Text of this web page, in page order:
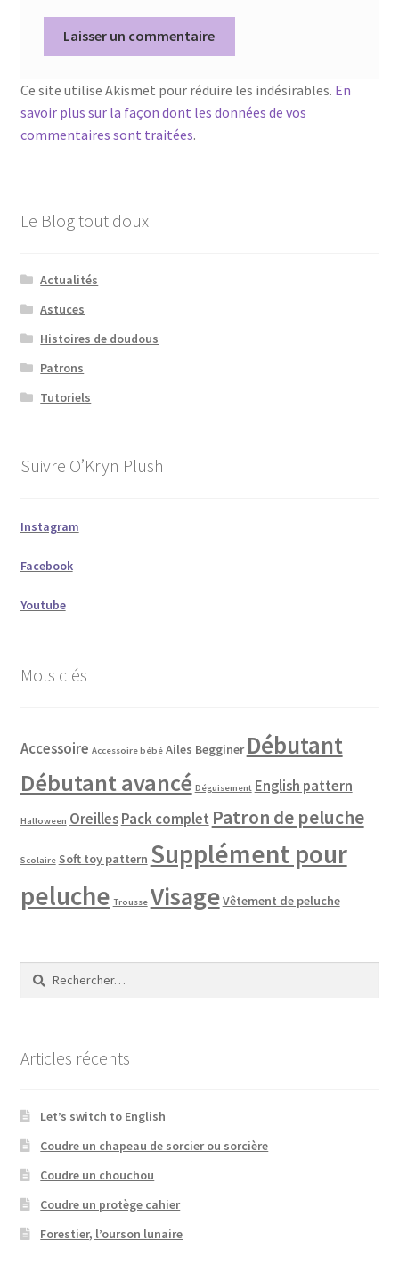
Ce site utilise Akismet pour réduire les indésirables. En
savoir plus sur la façon dont les données de vos
commentaires sont traitées.
Le Blog tout doux
Actualités
Astuces
Histoires de doudous
Patrons
Tutoriels
Suivre O’Kryn Plush
Instagram
Facebook
Youtube
Mots clés
Accessoire Accessoire bébé Ailes Begginer Débutant
Débutant avancé Déguisement English pattern
Halloween Oreilles Pack complet Patron de peluche
Scolaire Soft toy pattern Supplément pour
peluche Trousse VisageVêtement de peluche
Rechercher :
Articles récents
Let’s switch to English
Coudre un chapeau de sorcier ou sorcière
Coudre un chouchou
Coudre un protège cahier
Forestier, l’ourson lunaire